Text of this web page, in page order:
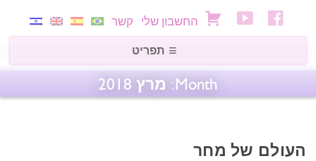
החשבון שלי קשר
Month: מרץ 2018
העולם של מחר